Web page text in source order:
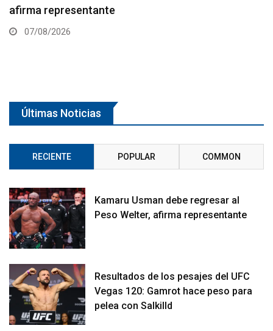
Gamrot hace peso para pelea con Salkilld
07/08/2026
Últimas Noticias
RECIENTE POPULAR COMMON
Kamaru Usman debe regresar al
Peso Welter, afirma representante
Resultados de los pesajes del UFC
Vegas 120: Gamrot hace peso para
pelea con Salkilld